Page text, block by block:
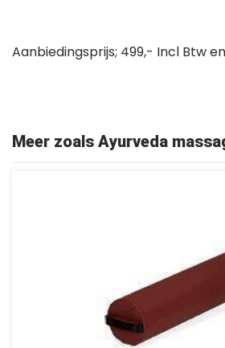
Aanbiedingsprijs; 499,- Incl Btw
Meer zoals Ayurveda